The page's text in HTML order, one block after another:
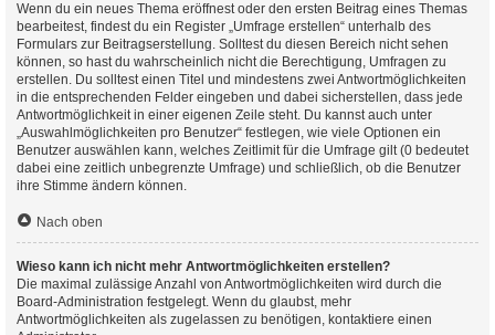
Wenn du ein neues Thema eröffnest oder den ersten Beitrag eines Themas
bearbeitest, findest du ein Register „Umfrage erstellen“ unterhalb des
Formulars zur Beitragserstellung. Solltest du diesen Bereich nicht sehen
können, so hast du wahrscheinlich nicht die Berechtigung, Umfragen zu
erstellen. Du solltest einen Titel und mindestens zwei Antwortmöglichkeiten
in die entsprechenden Felder eingeben und dabei sicherstellen, dass jede
Antwortmöglichkeit in einer eigenen Zeile steht. Du kannst auch unter
„Auswahlmöglichkeiten pro Benutzer“ festlegen, wie viele Optionen ein
Benutzer auswählen kann, welches Zeitlimit für die Umfrage gilt (0 bedeutet
dabei eine zeitlich unbegrenzte Umfrage) und schließlich, ob die Benutzer
ihre Stimme ändern können.
Nach oben
Wieso kann ich nicht mehr Antwortmöglichkeiten erstellen?
Die maximal zulässige Anzahl von Antwortmöglichkeiten wird durch die
Board-Administration festgelegt. Wenn du glaubst, mehr
Antwortmöglichkeiten als zugelassen zu benötigen, kontaktiere einen